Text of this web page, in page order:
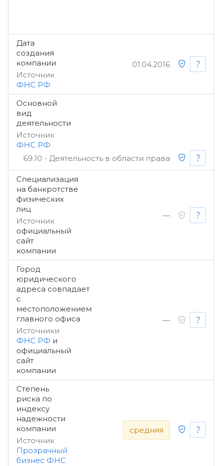
Дата
создания
компании
Источник
ФНС РФ
01.04.2016
Основной
вид
деятельности
Источник
ФНС РФ
69.10 - Деятельность в области права
Специализация
на банкротстве
физических
лиц
Источник
официальный
сайт
компании
—
Город
юридического
адреса совпадает
с
местоположением
главного офиса
Источники
ФНС РФ и
официальный
сайт
компании
—
Степень
риска по
индексу
надежности
компании
Источник
Прозрачный
бизнес ФНС
средняя